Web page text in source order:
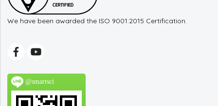
We have been awarded the ISO 9001:2015 Certification.
@smartsci